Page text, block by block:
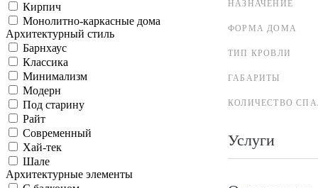
НАЗНАЧЕНИЕ
ФОРМА ДОМА
ТИП КРОВЛИ
ГАБАРИТЫ
КОЛИЧЕСТВО
Услуги
Кирпич
Монолитно-каркасные дома
Архитектурный стиль
Барнхаус
Классика
Минимализм
Модерн
Под старину
Райт
Современный
Хай-тек
Шале
Архитектурные элементы